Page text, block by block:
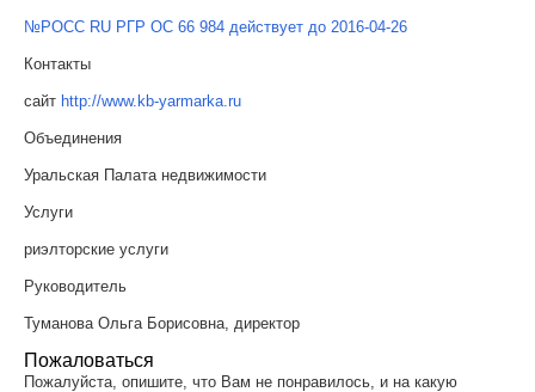
№РОСС RU РГР ОС 66 984 действует до 2016-04-26
Контакты
сайт http://www.kb-yarmarka.ru
Объединения
Уральская Палата недвижимости
Услуги
риэлторские услуги
Руководитель
Туманова Ольга Борисовна, директор
Пожаловаться
Пожалуйста, опишите, что Вам не понравилось, и на какую